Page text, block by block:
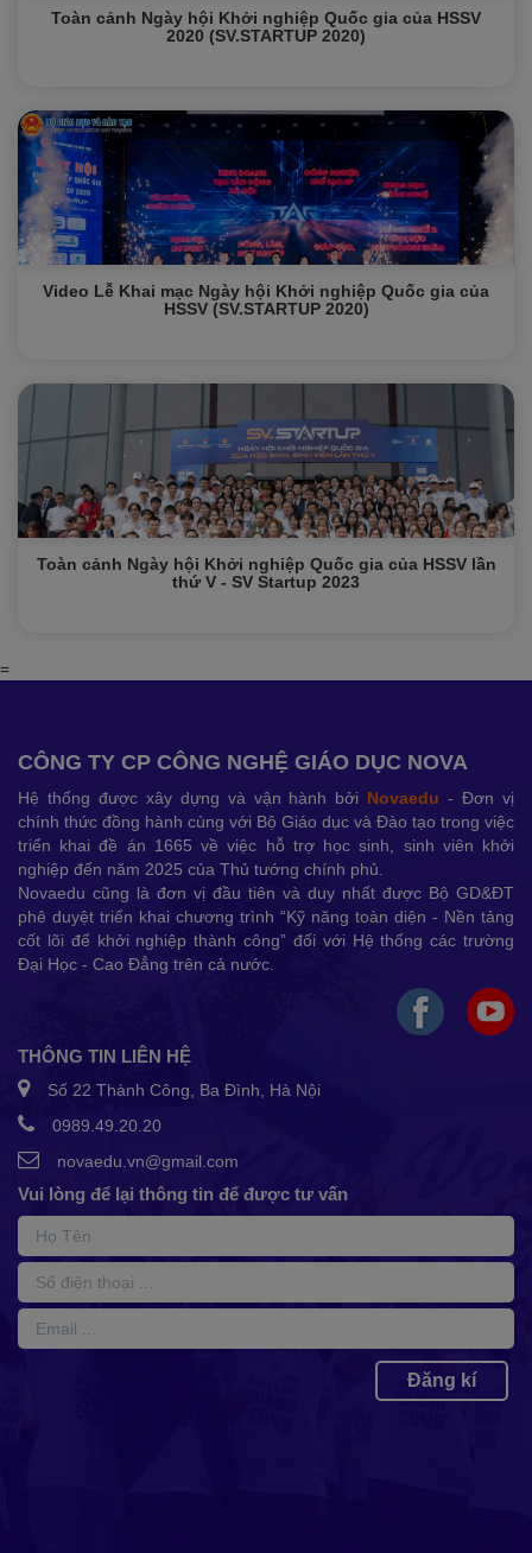
Toàn cảnh Ngày hội Khởi nghiệp Quốc gia của HSSV
2020 (SV.STARTUP 2020)
Video Lễ Khai mạc Ngày hội Khởi nghiệp Quốc gia của
HSSV (SV.STARTUP 2020)
Toàn cảnh Ngày hội Khởi nghiệp Quốc gia của HSSV lần
thứ V - SV Startup 2023
=
CÔNG TY CP CÔNG NGHỆ GIÁO DỤC NOVA
Hệ thống được xây dựng và vận hành bởi Novaedu - Đơn vị
chính thức đồng hành cùng với Bộ Giáo dục và Đào tạo trong việc
triển khai đề án 1665 về việc hỗ trợ học sinh, sinh viên khởi
nghiệp đến năm 2025 của Thủ tướng chính phủ.
Novaedu cũng là đơn vị đầu tiên và duy nhất được Bộ GD&ĐT
phê duyệt triển khai chương trình “Kỹ năng toàn diện - Nền tảng
cốt lõi để khởi nghiệp thành công” đối với Hệ thống các trường
Đại Học - Cao Đẳng trên cả nước.
THÔNG TIN LIÊN HỆ
Số 22 Thành Công, Ba Đình, Hà Nội
0989.49.20.20
novaedu.vn@gmail.com
Vui lòng để lại thông tin để được tư vấn
Đăng kí